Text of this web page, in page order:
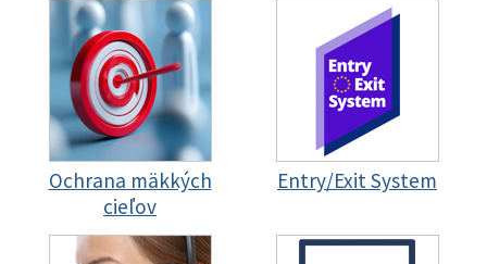
Ochrana mäkkých
cieľov
Entry/Exit System